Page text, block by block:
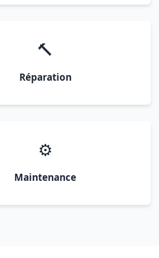
🔨
Réparation
⚙️
Maintenance